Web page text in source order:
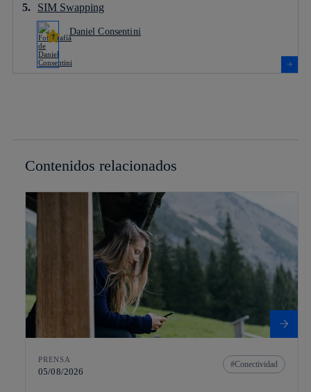
SIM Swapping
Daniel Consentini
Contenidos relacionados
PRENSA
05/08/2026
Conectividad